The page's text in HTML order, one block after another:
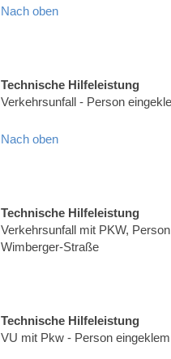
Nach oben
Technische Hilfeleistung
Verkehrsunfall - Person
Nach oben
Technische Hilfeleistung
Verkehrsunfall mit PKW,
Wimberger-Straße
Technische Hilfeleistung
VU mit Pkw - Person